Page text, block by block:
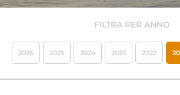
FILTRA PER ANNO
2026 2025 2024 2023 2022